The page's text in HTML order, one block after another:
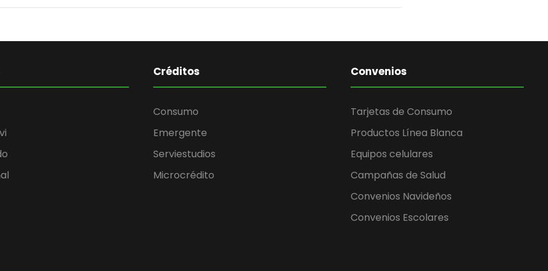
Créditos
Consumo
Emergente
Serviestudios
Microcrédito
Convenios
Tarjetas de Consumo
Productos Línea Blanca
Equipos celulares
Campañas de Salud
Convenios Navideños
Convenios Escolares